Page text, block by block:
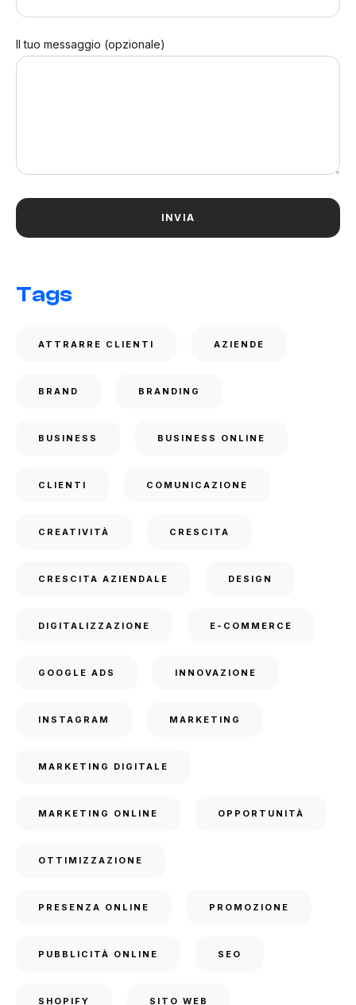
Il tuo messaggio (opzionale)
Tags
ATTRARRE CLIENTI AZIENDE
BRAND BRANDING
BUSINESS BUSINESS ONLINE
CLIENTI COMUNICAZIONE
CREATIVITÀ CRESCITA
CRESCITA AZIENDALE DESIGN
DIGITALIZZAZIONE E-COMMERCE
GOOGLE ADS INNOVAZIONE
INSTAGRAM MARKETING
MARKETING DIGITALE
MARKETING ONLINE OPPORTUNITÀ
OTTIMIZZAZIONE
PRESENZA ONLINE PROMOZIONE
PUBBLICITÀ ONLINE SEO
SHOPIFY SITO WEB